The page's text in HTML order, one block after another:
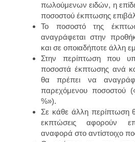
πωλούμενων ειδών, η
ποσοστού έκπτωσης
Το ποσοστό της
αναγράφεται στην
και σε οποιαδήποτε άλλη
Στην περίπτωση που
ποσοστά έκπτωσης ανά
θα πρέπει να
παρεχόμενου
%»).
Σε κάθε άλλη περίπτωση
εκπτώσεις αφορούν
αναφορά στο αντίστοιχο